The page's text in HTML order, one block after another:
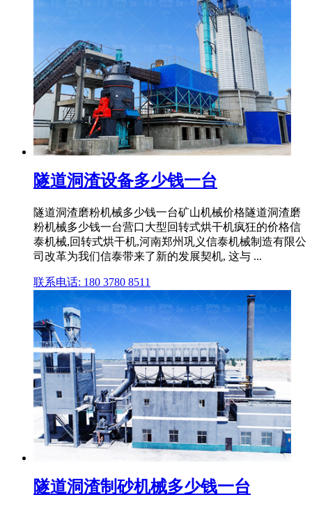
隧道洞渣设备多少钱一台
隧道洞渣磨粉机械多少钱一台矿山机械价格隧道洞渣磨
粉机械多少钱一台营口大型回转式烘干机疯狂的价格信
泰机械,回转式烘干机,河南郑州巩义信泰机械制造有限公
司改革为我们信泰带来了新的发展契机, 这与 ...
联系电话: 180 3780 8511
隧道洞渣制砂机械多少钱一台